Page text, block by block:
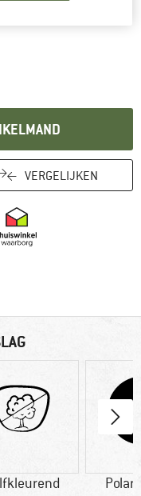
VERGELIJKEN
Vind hier de
hier!